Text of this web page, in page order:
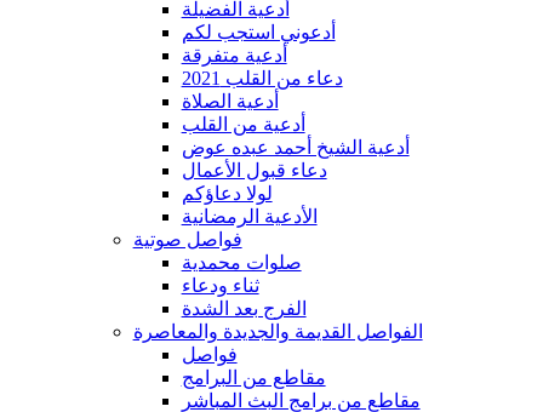
أدعية الفضيلة
أدعوني استجب لكم
أدعية متفرقة
دعاء من القلب 2021
أدعية الصلاة
أدعية من القلب
أدعية الشيخ أحمد عبده عوض
دعاء قبول الأعمال
لولا دعاؤكم
الأدعية الرمضانية
فواصل صوتية
صلوات محمدية
ثناء ودعاء
الفرج بعد الشدة
الفواصل القديمة والجديدة والمعاصرة
فواصل
مقاطع من البرامج
مقاطع من برامج البث المباشر